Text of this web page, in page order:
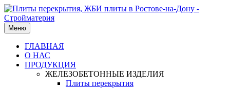
Меню
ГЛАВНАЯ
О НАС
ПРОДУКЦИЯ
ЖЕЛЕЗОБЕТОННЫЕ ИЗДЕЛИЯ
Плиты перекрытия